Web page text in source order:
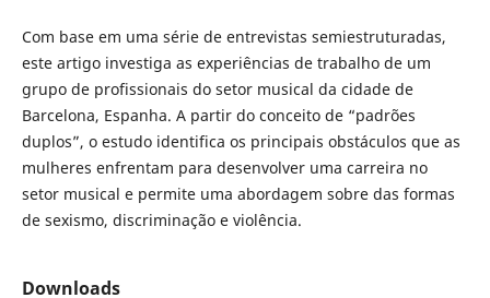
Com base em uma série de entrevistas semiestruturadas,
este artigo investiga as experiências de trabalho de um
grupo de profissionais do setor musical da cidade de
Barcelona, Espanha. A partir do conceito de “padrões
duplos”, o estudo identifica os principais obstáculos que as
mulheres enfrentam para desenvolver uma carreira no
setor musical e permite uma abordagem sobre das formas
de sexismo, discriminação e violência.
Downloads